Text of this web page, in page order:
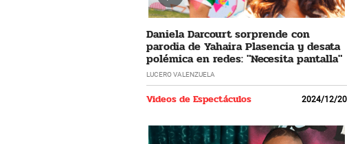
Daniela Darcourt sorprende con
parodia de Yahaira Plasencia y desata
polémica en redes: "Necesita pantalla"
LUCERO VALENZUELA
Videos de Espectáculos 2024/12/20